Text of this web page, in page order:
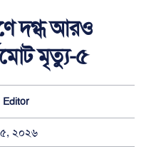
দগ্ধ আরও
মৃত্যু-৫
Editor
২০২৬